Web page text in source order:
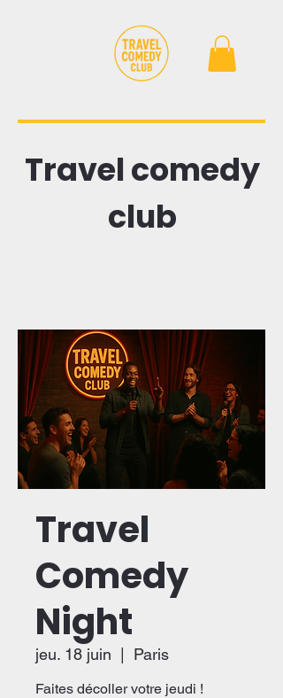
Travel
Comedy
Night
jeu. 18 juin
  |
Paris
Faites décoller votre jeudi !
Travel comedy
club